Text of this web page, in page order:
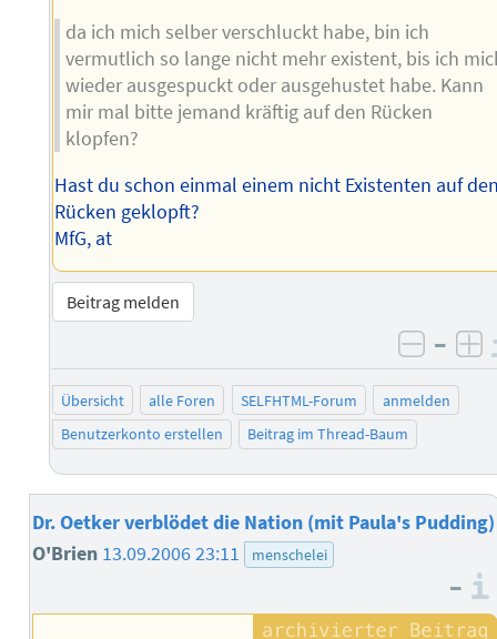
da ich mich selber verschluckt habe, bin ich
vermutlich so lange nicht mehr existent, bis ich
wieder ausgespuckt oder ausgehustet habe. Kann
mir mal bitte jemand kräftig auf den Rücken
klopfen?
Hast du schon einmal einem nicht Existenten auf
Rücken geklopft?
MfG, at
Beitrag melden
–
Übersicht alle Foren SELFHTML-Forum
anmelden
Benutzerkonto erstellen
Beitrag im Thread-Baum
Dr. Oetker verblödet die Nation (mit Paula's Pudding)
O'Brien 13.09.2006 23:11 menschelei
–